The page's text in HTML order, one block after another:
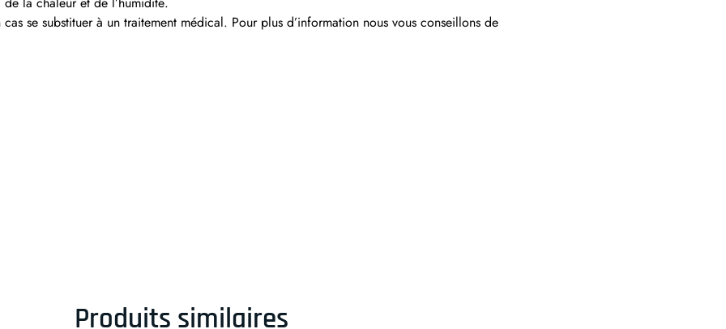
se substituer à un traitement médical. Pour plus d’information nous vous conseillons de
Produits similaires